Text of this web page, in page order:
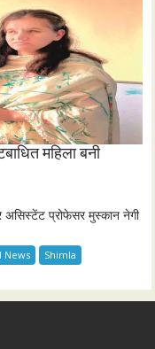
महिला बनी
असिस्टेंट प्रोफेसर मुस्कान नेगी
News Shimla